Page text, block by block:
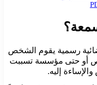
رسمية يقوم الشخص
أو حتى مؤسسة تسببت
إليه.